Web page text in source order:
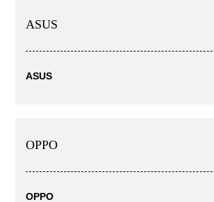
ASUS
ASUS
OPPO
OPPO